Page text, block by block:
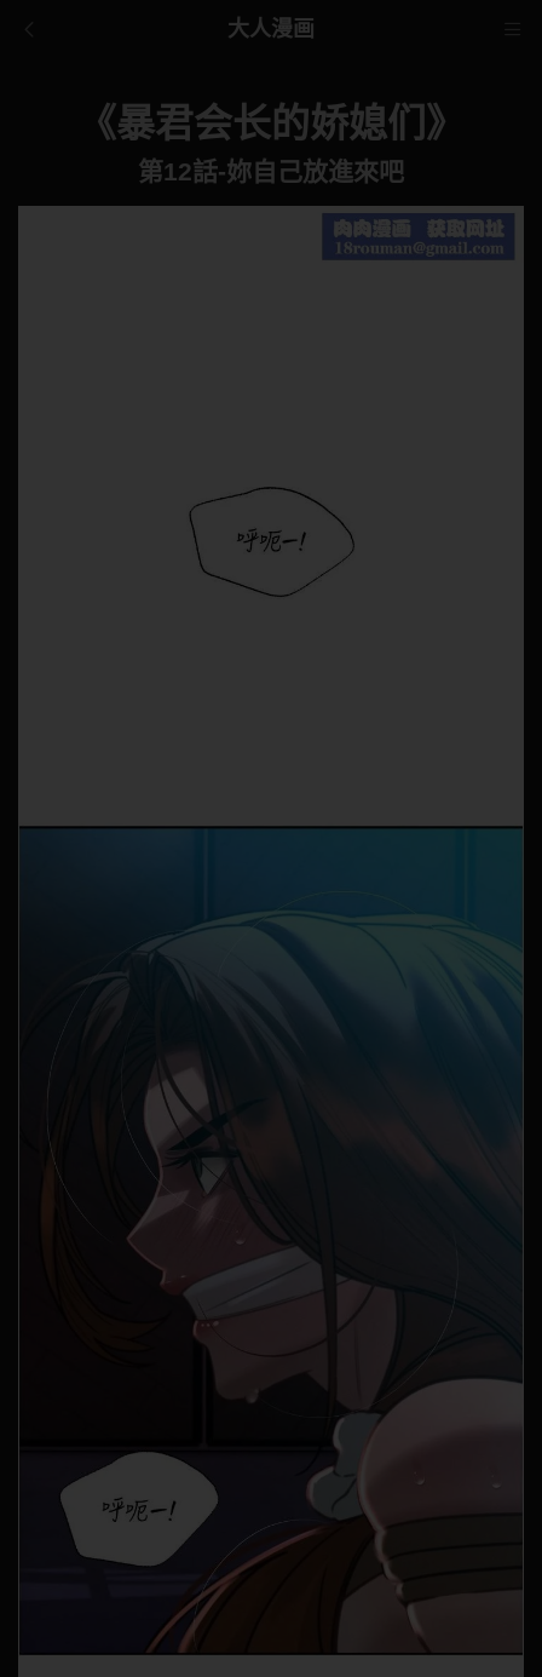
大人漫画
《暴君会长的娇媳们》
第12話-妳自己放進來吧